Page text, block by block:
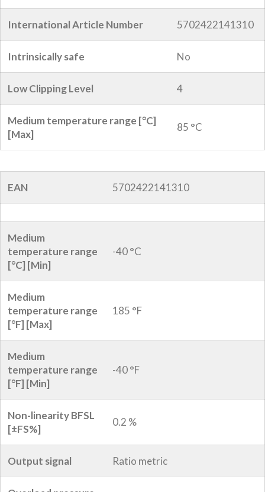
International Article Number 5702422141310
Intrinsically safe No
Low Clipping Level 4
Medium temperature range [°C]
[Max]
85 °C
EAN 5702422141310
Medium
temperature range
[°C] [Min]
-40 °C
Medium
temperature range
[°F] [Max]
185 °F
Medium
temperature range
[°F] [Min]
-40 °F
Non-linearity BFSL
[±FS%]
0.2 %
Output signal Ratio metric